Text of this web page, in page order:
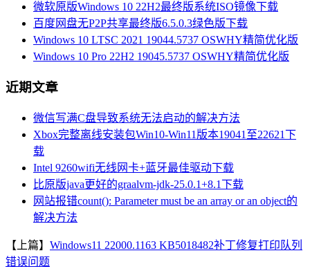
微软原版Windows 10 22H2最终版系统ISO镜像下载
百度网盘无P2P共享最终版6.5.0.3绿色版下载
Windows 10 LTSC 2021 19044.5737 OSWHY精简优化版
Windows 10 Pro 22H2 19045.5737 OSWHY精简优化版
近期文章
微信写满C盘导致系统无法启动的解决方法
Xbox完整离线安装包Win10-Win11版本19041至22621下
载
Intel 9260wifi无线网卡+蓝牙最佳驱动下载
比原版java更好的graalvm-jdk-25.0.1+8.1下载
网站报错count(): Parameter must be an array or an object的
解决方法
【上篇】 Windows11 22000.1163 KB5018482补丁修复打印队列
错误问题